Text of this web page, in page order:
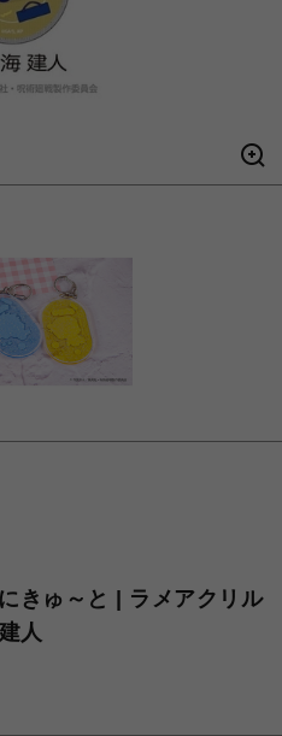
きゅ～と | ラメアクリル
人